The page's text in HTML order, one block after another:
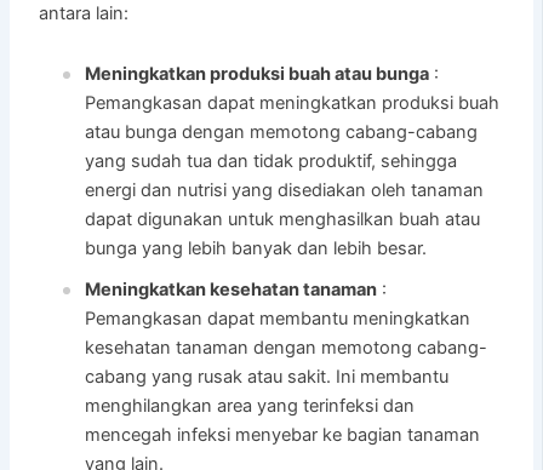
antara lain:
Meningkatkan produksi buah atau bunga :
Pemangkasan dapat meningkatkan produksi buah
atau bunga dengan memotong cabang-cabang
yang sudah tua dan tidak produktif, sehingga
energi dan nutrisi yang disediakan oleh tanaman
dapat digunakan untuk menghasilkan buah atau
bunga yang lebih banyak dan lebih besar.
Meningkatkan kesehatan tanaman :
Pemangkasan dapat membantu meningkatkan
kesehatan tanaman dengan memotong cabang-
cabang yang rusak atau sakit. Ini membantu
menghilangkan area yang terinfeksi dan
mencegah infeksi menyebar ke bagian tanaman
yang lain.